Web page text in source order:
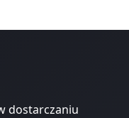
dostarczaniu